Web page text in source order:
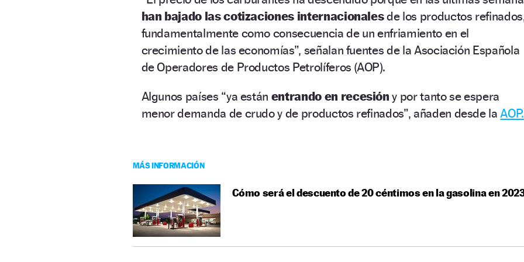
han bajado las cotizaciones internacionalesde los productos
fundamentalmente como consecuencia de un enfriamiento en el
crecimiento de las economías”, señalan fuentes de la Asociación Española
de Operadores de Productos Petrolíferos (AOP).
Algunos países “ya están entrando en recesión y por tanto se espera
menor demanda de crudo y de productos refinados”, añaden desde la AOP.
MÁS INFORMACIÓN
Cómo será el descuento de 20 céntimos en la gasolina en